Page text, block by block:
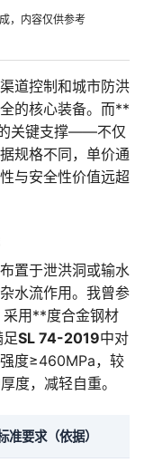
，内容仅供参考
道控制和城市防洪
的核心装备。而**
的关键支撑——不仅
规格不同，单价通
与安全性价值远超
置于泄洪洞或输水
水流作用。我曾参
用**度合金钢材
足SL 74-2019中对
度≥460MPa，较
度，减轻自重。
准要求（依据）